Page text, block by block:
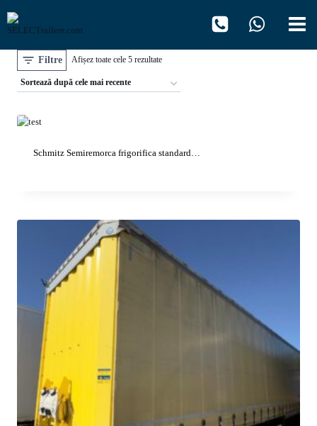
content
Filtre Afișez toate cele 5 rezultateSortat
după
Schmitz Semiremorca frigorifica standard…